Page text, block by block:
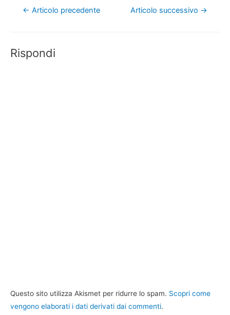
Navigazione
← Articolo precedente Articolo successivo →
Rispondi
Questo sito utilizza Akismet per ridurre lo spam. Scopri come
vengono elaborati i dati derivati dai commenti.